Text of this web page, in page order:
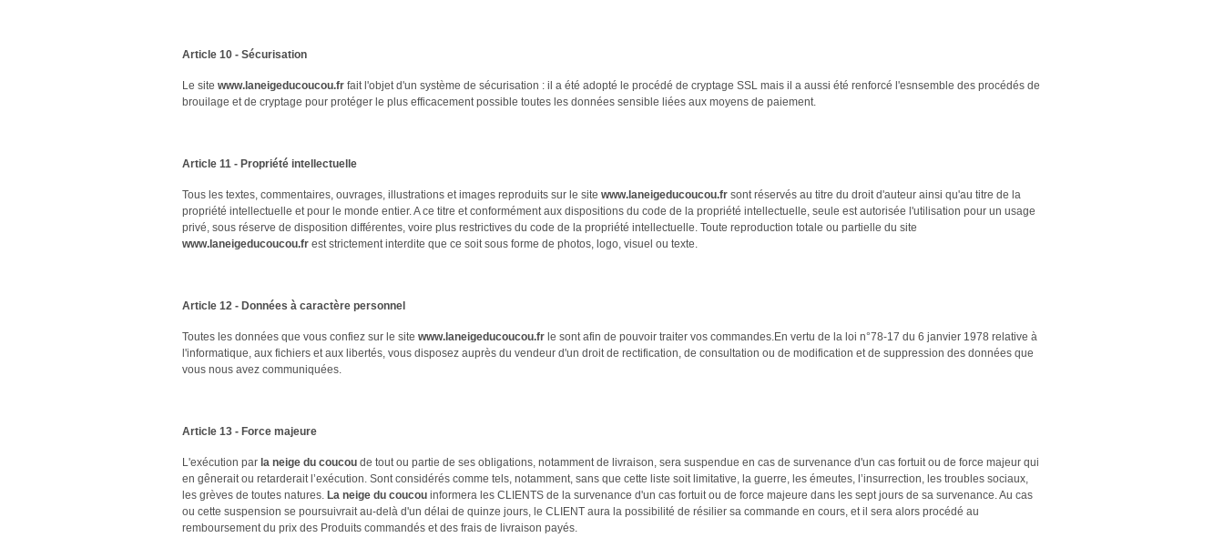
Article 10 - Sécurisation
Le site www.laneigeducoucou.fr fait l'objet d'un système de sécurisation : il a été adopté le procédé de cryptage SSL mais il a aussi été renforcé l'esnsemble des procédés de
brouilage et de cryptage pour protéger le plus efficacement possible toutes les données sensible liées aux moyens de paiement.
Article 11 - Propriété intellectuelle
Tous les textes, commentaires, ouvrages, illustrations et images reproduits sur le site www.laneigeducoucou.fr sont réservés au titre du droit d'auteur ainsi qu'au titre de la
propriété intellectuelle et pour le monde entier. A ce titre et conformément aux dispositions du code de la propriété intellectuelle, seule est autorisée l'utilisation pour un usage
privé, sous réserve de disposition différentes, voire plus restrictives du code de la propriété intellectuelle. Toute reproduction totale ou partielle du site
www.laneigeducoucou.fr est strictement interdite que ce soit sous forme de photos, logo, visuel ou texte.
Article 12 - Données à caractère personnel
Toutes les données que vous confiez sur le site www.laneigeducoucou.fr le sont afin de pouvoir traiter vos commandes.En vertu de la loi n°78-17 du 6 janvier 1978 relative à
l'informatique, aux fichiers et aux libertés, vous disposez auprès du vendeur d'un droit de rectification, de consultation ou de modification et de suppression des données que
vous nous avez communiquées.
Article 13 - Force majeure
L'exécution par la neige du coucou de tout ou partie de ses obligations, notamment de livraison, sera suspendue en cas de survenance d'un cas fortuit ou de force majeur qui
en gênerait ou retarderait l’exécution. Sont considérés comme tels, notamment, sans que cette liste soit limitative, la guerre, les émeutes, l’insurrection, les troubles sociaux,
les grèves de toutes natures. La neige du coucou informera les CLIENTS de la survenance d'un cas fortuit ou de force majeure dans les sept jours de sa survenance. Au cas
ou cette suspension se poursuivrait au-delà d'un délai de quinze jours, le CLIENT aura la possibilité de résilier sa commande en cours, et il sera alors procédé au
remboursement du prix des Produits commandés et des frais de livraison payés.